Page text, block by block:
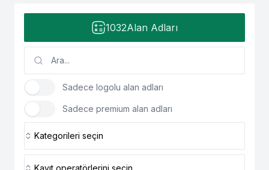
1032Alan Adları
Sadece logolu alan adları
Sadece premium alan adları
Kategorileri seçin
Kayıt operatörlerini seçin